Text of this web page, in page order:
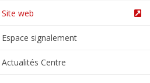
Site web
Espace signalement
Actualités Centre